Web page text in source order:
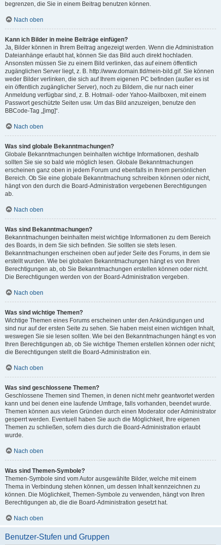
begrenzen, die Sie in einem Beitrag benutzen können.
Nach oben
Kann ich Bilder in meine Beiträge einfügen?
Ja, Bilder können in Ihrem Beitrag angezeigt werden. Wenn die Administration
Dateianhänge erlaubt hat, können Sie das Bild auch direkt hochladen.
Ansonsten müssen Sie zu einem Bild verlinken, das auf einem öffentlich
zugänglichen Server liegt, z. B. http://www.domain.tld/mein-bild.gif. Sie können
weder Bilder verlinken, die sich auf Ihrem eigenen PC befinden (außer es ist
ein öffentlich zugänglicher Server), noch zu Bildern, die nur nach einer
Anmeldung verfügbar sind, z. B. Hotmail- oder Yahoo-Mailboxen, mit einem
Passwort geschützte Seiten usw. Um das Bild anzuzeigen, benutze den
BBCode-Tag „[img]“.
Nach oben
Was sind globale Bekanntmachungen?
Globale Bekanntmachungen beinhalten wichtige Informationen, deshalb
sollten Sie sie so bald wie möglich lesen. Globale Bekanntmachungen
erscheinen ganz oben in jedem Forum und ebenfalls in Ihrem persönlichen
Bereich. Ob Sie eine globale Bekanntmachung schreiben können oder nicht,
hängt von den durch die Board-Administration vergebenen Berechtigungen
ab.
Nach oben
Was sind Bekanntmachungen?
Bekanntmachungen beinhalten meist wichtige Informationen zu dem Bereich
des Boards, in dem Sie sich befinden. Sie sollten sie stets lesen.
Bekanntmachungen erscheinen oben auf jeder Seite des Forums, in dem sie
erstellt wurden. Wie bei globalen Bekanntmachungen hängt es von Ihren
Berechtigungen ab, ob Sie Bekanntmachungen erstellen können oder nicht.
Die Berechtigungen werden von der Board-Administration vergeben.
Nach oben
Was sind wichtige Themen?
Wichtige Themen eines Forums erscheinen unter den Ankündigungen und
sind nur auf der ersten Seite zu sehen. Sie haben meist einen wichtigen Inhalt,
weswegen Sie sie lesen sollten. Wie bei den Bekanntmachungen hängt es von
Ihren Berechtigungen ab, ob Sie wichtige Themen erstellen können oder nicht;
die Berechtigungen stellt die Board-Administration ein.
Nach oben
Was sind geschlossene Themen?
Geschlossene Themen sind Themen, in denen nicht mehr geantwortet werden
kann und bei denen eine laufende Umfrage, falls vorhanden, beendet wurde.
Themen können aus vielen Gründen durch einen Moderator oder Administrator
gesperrt werden. Eventuell haben Sie auch die Möglichkeit, Ihre eigenen
Themen zu schließen, sofern dies durch die Board-Administration erlaubt
wurde.
Nach oben
Was sind Themen-Symbole?
Themen-Symbole sind vom Autor ausgewählte Bilder, welche mit einem
Thema in Verbindung stehen können, um dessen Inhalt kennzeichnen zu
können. Die Möglichkeit, Themen-Symbole zu verwenden, hängt von Ihren
Berechtigungen ab, die die Board-Administration gesetzt hat.
Nach oben
Benutzer-Stufen und Gruppen